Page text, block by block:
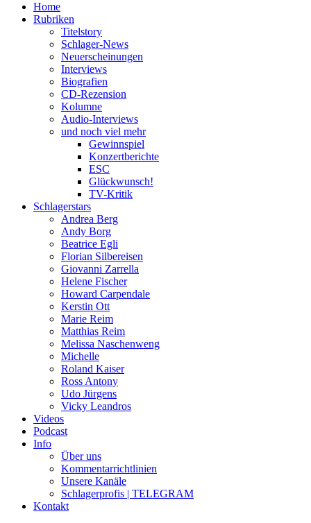
Home
Rubriken
Titelstory
Schlager-News
Neuerscheinungen
Interviews
Biografien
CD-Rezension
Kolumne
Audio-Interviews
und noch viel mehr
Gewinnspiel
Konzertberichte
ESC
Glückwunsch!
TV-Kritik
Schlagerstars
Andrea Berg
Andy Borg
Beatrice Egli
Florian Silbereisen
Giovanni Zarrella
Helene Fischer
Howard Carpendale
Kerstin Ott
Marie Reim
Matthias Reim
Melissa Naschenweng
Michelle
Roland Kaiser
Ross Antony
Udo Jürgens
Vicky Leandros
Videos
Podcast
Info
Über uns
Kommentarrichtlinien
Unsere Kanäle
Schlagerprofis | TELEGRAM
Kontakt